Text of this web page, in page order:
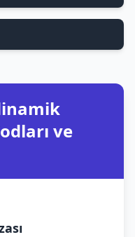
ve